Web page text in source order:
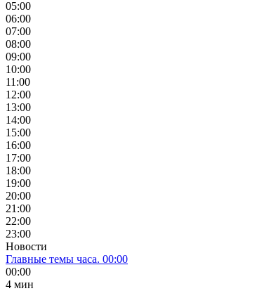
05:00
06:00
07:00
08:00
09:00
10:00
11:00
12:00
13:00
14:00
15:00
16:00
17:00
18:00
19:00
20:00
21:00
22:00
23:00
Новости
Главные темы часа. 00:00
00:00
4 мин